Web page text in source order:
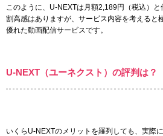
このように、U-NEXTは月額2,189円（税込）
割高感はありますが、サービス内容を考えると
優れた動画配信サービスです。
U-NEXT（ユーネクスト）の評判は
いくらU-NEXTのメリットを羅列しても、実際